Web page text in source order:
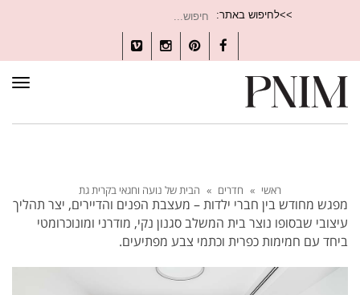
>>לחיפוש באתר:
עבור:
Facebook
Pinterest
Instagram
Vimeo
ראשי » חדרים » הבית של נועה וחגאי בקרית גת
מפגש מחודש בין חברי ילדות – מעצבת הפנים והדיירים, יצר תהליך
עיצובי שבסופו נוצר בית המשלב סגנון נקי, מודרני ומונוכרומטי
ביחד עם חמימות כפרית וכתמי צבע מפתיעים.